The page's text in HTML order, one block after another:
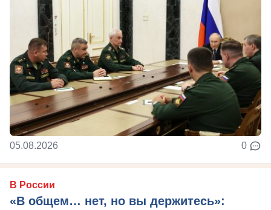
05.08.2026 0
В России
«В общем… нет, но вы держитесь»: